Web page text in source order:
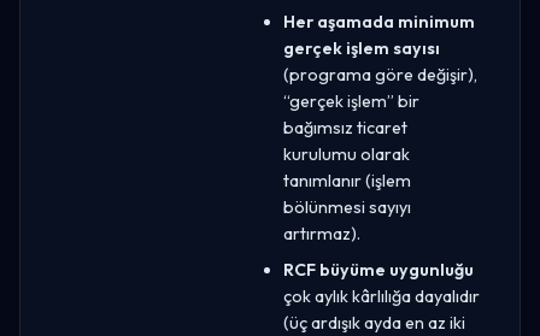
Her aşamada minimum
gerçek işlem sayısı
(programa göre değişir),
“gerçek işlem” bir
bağımsız ticaret
kurulumu olarak
tanımlanır (işlem
bölünmesi sayıyı
artırmaz).
RCF büyüme uygunluğu
çok aylık kârlılığa dayalıdır
(üç ardışık ayda en az iki